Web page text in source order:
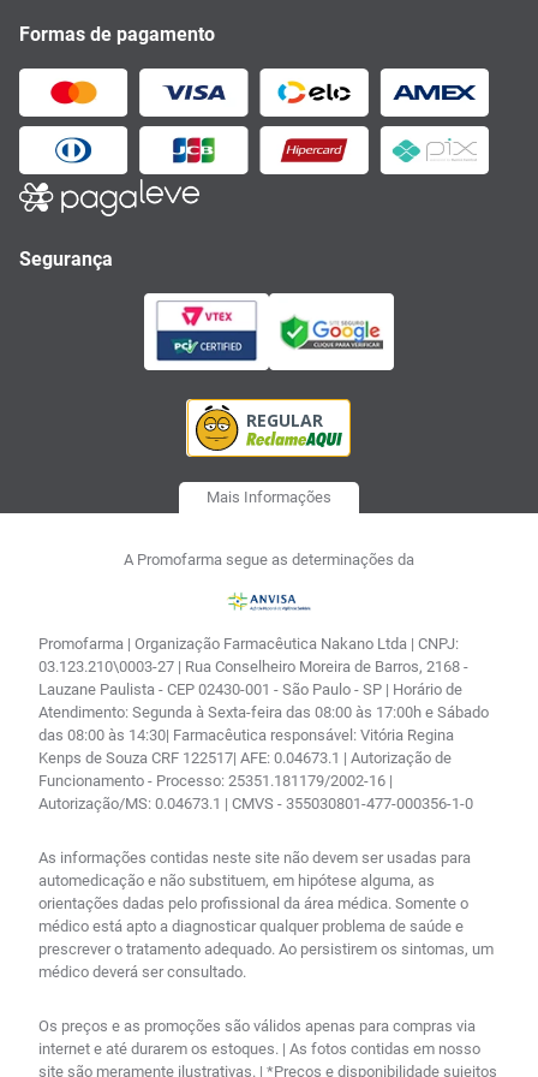
Formas de pagamento
Segurança
Mais Informações
A Promofarma segue as determinações da
Promofarma | Organização Farmacêutica Nakano Ltda | CNPJ:
03.123.210\0003-27 | Rua Conselheiro Moreira de Barros, 2168 -
Lauzane Paulista - CEP 02430-001 - São Paulo - SP | Horário de
Atendimento: Segunda à Sexta-feira das 08:00 às 17:00h e Sábado
das 08:00 às 14:30| Farmacêutica responsável: Vitória Regina
Kenps de Souza CRF 122517| AFE: 0.04673.1 | Autorização de
Funcionamento - Processo: 25351.181179/2002-16 |
Autorização/MS: 0.04673.1 | CMVS - 355030801-477-000356-1-0
As informações contidas neste site não devem ser usadas para
automedicação e não substituem, em hipótese alguma, as
orientações dadas pelo profissional da área médica. Somente o
médico está apto a diagnosticar qualquer problema de saúde e
prescrever o tratamento adequado. Ao persistirem os sintomas, um
médico deverá ser consultado.
Os preços e as promoções são válidos apenas para compras via
internet e até durarem os estoques. | As fotos contidas em nosso
site são meramente ilustrativas. | *Preços e disponibilidade sujeitos